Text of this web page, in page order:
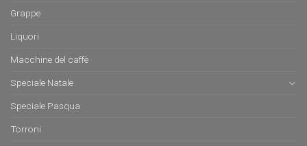
Grappe
Liquori
Macchine del caffè
Speciale Natale
Speciale Pasqua
Torroni